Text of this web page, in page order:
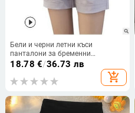
Бели и черни летни къси
панталони за бременни
Бременни дрехи Панталони за
бременни жени Ежедневни
панталони с еластична талия
18.78 €/36.73 лв
add_shopping_cart